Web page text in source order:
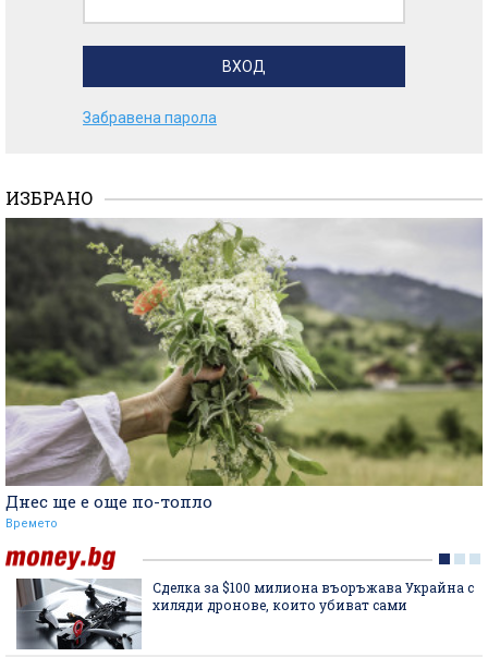
Забравена парола
ИЗБРАНО
Днес ще е още по-топло
Времето
Сделка за $100 милиона въоръжава Украйна с
хиляди дронове, които убиват сами